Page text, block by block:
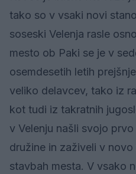
tako so v vsaki novi
soseski Velenja rasle
mesto ob Paki se je v
osemdesetih letih
veliko delavcev, tako iz
kot tudi iz takratnih
v Velenju našli svojo
družine in zaživeli v
stavbah mesta. V vsako